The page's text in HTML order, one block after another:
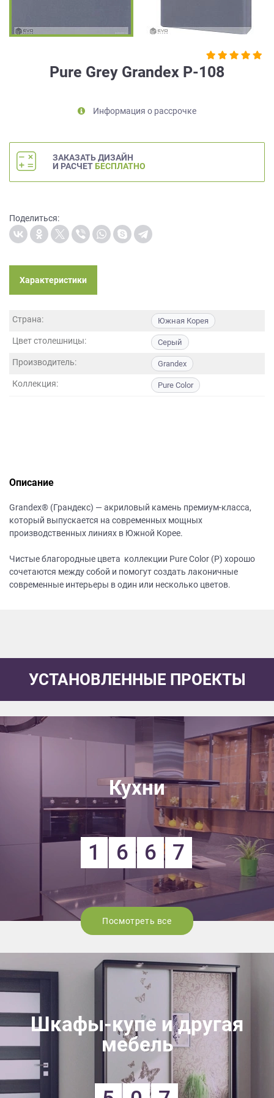
Pure Grey Grandex P-108
Информация о рассрочке
ЗАКАЗАТЬ ДИЗАЙН
И РАСЧЕТ БЕСПЛАТНО
Поделиться:
Характеристики
Страна: Южная Корея
Цвет столешницы: Серый
Производитель: Grandex
Коллекция: Pure Color
Описание
Grandex® (Грандекс) — акриловый камень премиум-класса,
который выпускается на современных мощных
производственных линиях в Южной Корее.
Чистые благородные цвета коллекции Pure Color (P) хорошо
сочетаются между собой и помогут создать лаконичные
современные интерьеры в один или несколько цветов.
УСТАНОВЛЕННЫЕ ПРОЕКТЫ
Кухни
1 6 6 7
Посмотреть все
Шкафы-купе и другая
мебель
персональных
метрическими
программами
условиях
Политики
персональных
данных.